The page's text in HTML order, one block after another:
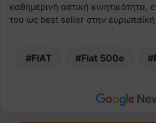
καθημερινή αστική κινητικότητα,
του ως best seller στην
FIAT Fiat 500e